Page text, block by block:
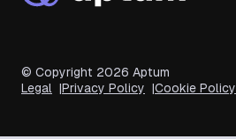
© Copyright 2026 Aptum
Legal
Privacy Policy Cookie Policy